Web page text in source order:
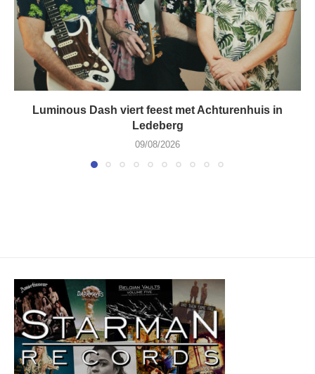
Luminous Dash viert feest met Achturenhuis in
Ledeberg
09/08/2026